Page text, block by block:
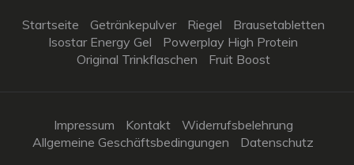
Startseite Getränkepulver Riegel
Brausetabletten
Isostar Energy Gel
Powerplay High Protein
Original Trinkflaschen
Fruit Boost
Impressum Kontakt
Widerrufsbelehrung
Allgemeine Geschäftsbedingungen
Datenschutz